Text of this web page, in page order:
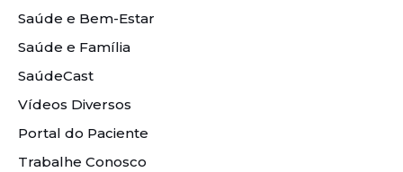
Saúde e Bem-Estar
Saúde e Família
SaúdeCast
Vídeos Diversos
Portal do Paciente
Trabalhe Conosco